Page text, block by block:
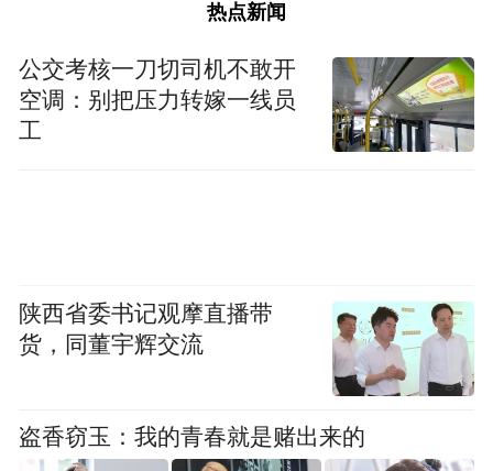
新西兰教育国际推广局副局长Julia Wootton（茱莉
亚·沃顿）在论坛上发言
合，通过以应用为导向的教学方法、基于真
实工作场景的课程设计，并注重培养学生的
沟通、团队协作等“软实力”，确保毕业生能
无缝对接未来职场。当前，人工智能已成为
新西兰的优势学科之一，惠灵顿维多利亚大
热点新闻
公交考核一刀切司机不敢开
空调：别把压力转嫁一线员
工
陕西省委书记观摩直播带
货，同董宇辉交流
盗香窃玉：我的青春就是赌出来的